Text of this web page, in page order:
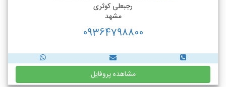
رجبعلی کوثری
مشهد
09364798800
مشاهده پروفایل